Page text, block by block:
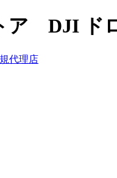
ア DJI ド